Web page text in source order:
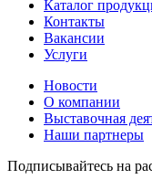
Каталог
Контакты
Вакансии
Услуги
Новости
О компании
Выставочная
Наши партнеры
Подписывайтесь на